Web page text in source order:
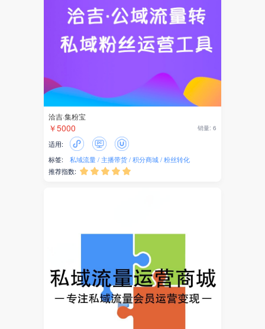
洽吉·集粉宝
￥5000 销量: 6
适用:
标签:
私域流量 主播带货 积分商城 粉丝转化
推荐指数:     